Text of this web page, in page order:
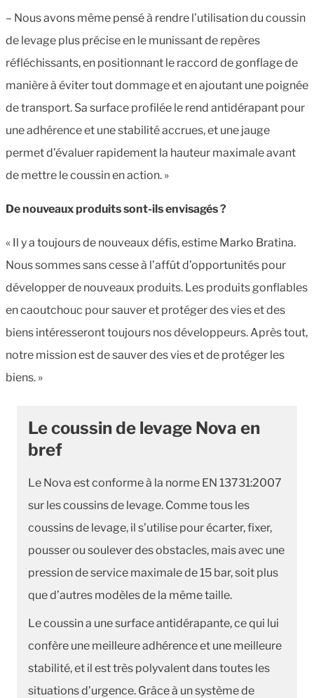
– Nous avons même pensé à rendre l’utilisation du coussin
de levage plus précise en le munissant de repères
réfléchissants, en positionnant le raccord de gonflage de
manière à éviter tout dommage et en ajoutant une poignée
de transport. Sa surface profilée le rend antidérapant pour
une adhérence et une stabilité accrues, et une jauge
permet d’évaluer rapidement la hauteur maximale avant
de mettre le coussin en action. »
De nouveaux produits sont-ils envisagés ?
« Il y a toujours de nouveaux défis, estime Marko Bratina.
Nous sommes sans cesse à l’affût d’opportunités pour
développer de nouveaux produits. Les produits gonflables
en caoutchouc pour sauver et protéger des vies et des
biens intéresseront toujours nos développeurs. Après tout,
notre mission est de sauver des vies et de protéger les
biens. »
Le coussin de levage Nova en
bref
Le Nova est conforme à la norme EN 13731:2007
sur les coussins de levage. Comme tous les
coussins de levage, il s’utilise pour écarter, fixer,
pousser ou soulever des obstacles, mais avec une
pression de service maximale de 15 bar, soit plus
que d’autres modèles de la même taille.
Le coussin a une surface antidérapante, ce qui lui
confère une meilleure adhérence et une meilleure
stabilité, et il est très polyvalent dans toutes les
situations d’urgence. Grâce à un système de